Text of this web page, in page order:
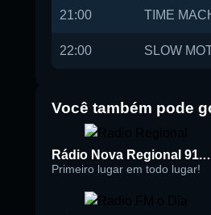
21:00 TIME
22:00 SLOW
Você também pode
Rádio Nova
Primeiro lugar em todo lugar!